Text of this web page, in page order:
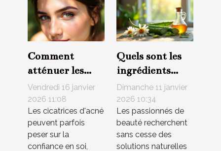
Comment
atténuer les
cicatrices d'acné
naturellement ?
Vendredi 16 janvier
2026 11:08
Les cicatrices d'acné
peuvent parfois
peser sur la
confiance en soi,
Quels sont les
ingrédients
naturels les plus
efficaces en
cosmétique ?
Dimanche 11 janvier
2026 10:34
Les passionnés de
beauté recherchent
sans cesse des
solutions naturelles